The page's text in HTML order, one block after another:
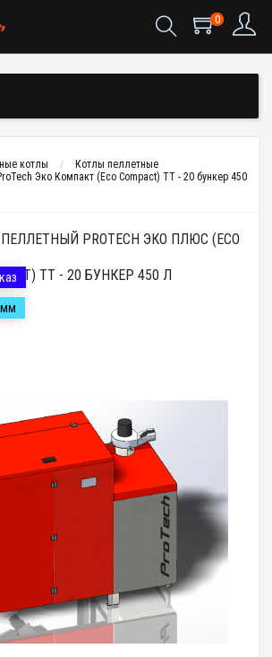
0
котлы
Котлы пеллетные
Эко Компакт (Eco Compact) ТТ - 20 бункер 450
PROTECH ЭКО ПЛЮС (ECO
ТТ - 20 БУНКЕР 450 Л